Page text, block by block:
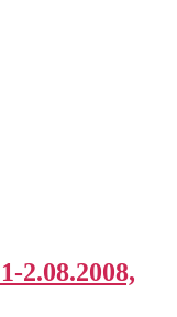
2.08.2008,